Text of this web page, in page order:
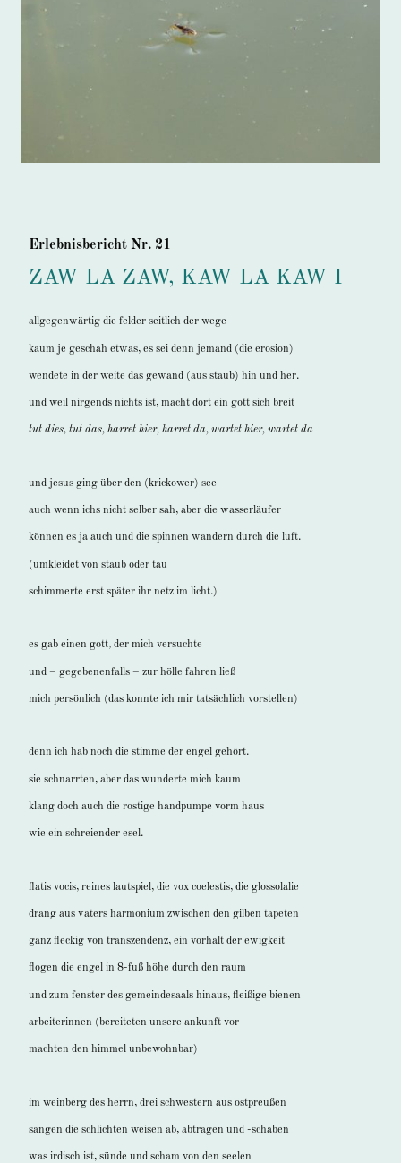
Erlebnisbericht Nr. 21
ZAW LA ZAW, KAW LA KAW I
allgegenwärtig die felder seitlich der wege
kaum je geschah etwas, es sei denn jemand (die erosion)
wendete in der weite das gewand (aus staub) hin und her.
und weil nirgends nichts ist, macht dort ein gott sich breit
tut dies, tut das, harret hier, harret da, wartet hier, wartet da
und jesus ging über den (krickower) see
auch wenn ichs nicht selber sah, aber die wasserläufer
können es ja auch und die spinnen wandern durch die luft.
(umkleidet von staub oder tau
schimmerte erst später ihr netz im licht.)
es gab einen gott, der mich versuchte
und – gegebenenfalls – zur hölle fahren ließ
mich persönlich (das konnte ich mir tatsächlich vorstellen)
denn ich hab noch die stimme der engel gehört.
sie schnarrten, aber das wunderte mich kaum
klang doch auch die rostige handpumpe vorm haus
wie ein schreiender esel.
flatis vocis, reines lautspiel, die vox coelestis, die glossolalie
drang aus vaters harmonium zwischen den gilben tapeten
ganz fleckig von transzendenz, ein vorhalt der ewigkeit
flogen die engel in 8-fuß höhe durch den raum
und zum fenster des gemeindesaals hinaus, fleißige bienen
arbeiterinnen (bereiteten unsere ankunft vor
machten den himmel unbewohnbar)
im weinberg des herrn, drei schwestern aus ostpreußen
sangen die schlichten weisen ab, abtragen und -schaben
was irdisch ist, sünde und scham von den seelen